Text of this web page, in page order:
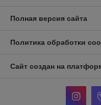
Полная версия сайта
Политика обработки
Сайт создан на